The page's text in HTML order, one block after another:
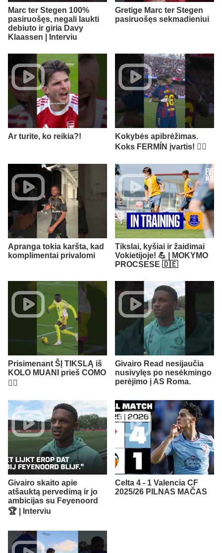
Marc ter Stegen 100%
pasiruošęs, negali laukti
debiuto ir giria Davy
Klaassen | Interviu
Gretige Marc ter Stegen
pasiruošęs sekmadieniui
Ar turite, ko reikia?!
Kokybės apibrėžimas.
Koks FERMÍN įvartis! 😮‍💨
Apranga tokia karšta, kad
komplimentai privalomi
Tikslai, kyšiai ir žaidimai
Vokietijoje! 💪 | MOKYMO
PROCSESE 🇩🇪
Prisimenant ŠĮ TIKSLĄ iš
KOLO MUANI prieš COMO
😮‍💨​
Givairo Read nesijaučia
nusivylęs po nesėkmingo
perėjimo į AS Roma.
Givairo skaito apie
atšauktą pervedimą ir jo
ambicijas su Feyenoord
🏆 | Interviu
Celta 4 - 1 Valencia CF
2025/26 PILNAS MAČAS